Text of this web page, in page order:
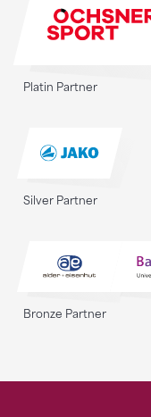
Platin Partner
Silver Partner
Bronze Partner